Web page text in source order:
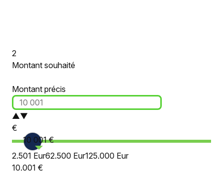
2
Montant souhaité
Montant précis
▲▼
€
10 001 €
2.501 Eur62.500 Eur125.000 Eur